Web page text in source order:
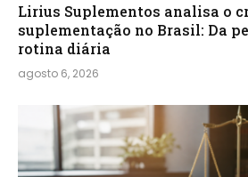
Lirius Suplementos analisa o
suplementação no Brasil: Da
rotina diária
agosto 6, 2026